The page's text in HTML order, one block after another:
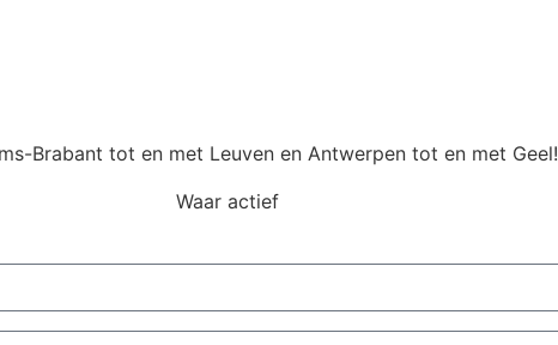
Brabant tot en met Leuven en Antwerpen tot en met Geel!